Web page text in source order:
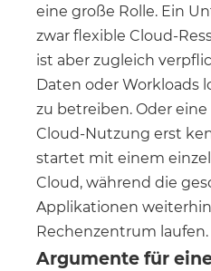
eine große Rolle. Ein
zwar flexible Cloud-
ist aber zugleich
Daten oder Workloads
zu betreiben. Oder
Cloud-Nutzung erst
startet mit einem
Cloud, während die
Applikationen
Rechenzentrum laufen.
Argumente für